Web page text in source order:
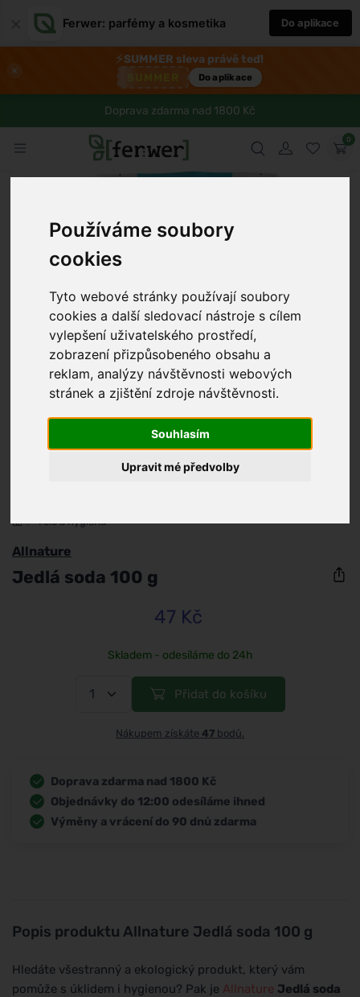
Používáme soubory
cookies
Tyto webové stránky používají soubory
cookies a další sledovací nástroje s cílem
vylepšení uživatelského prostředí,
zobrazení přizpůsobeného obsahu a
reklam, analýzy návštěvnosti webových
stránek a zjištění zdroje návštěvnosti.
Souhlasím
Upravit mé předvolby
Ferwer: parfémy a kosmetika Do aplikace
×
⚡SUMMER sleva právě teď!
Do aplikace
Doprava zdarma nad 1800 Kč
0
Popis produktu Allnature Jedlá soda 100 g
Hledáte všestranný a ekologický produkt, který vám
pomůže s úklidem i hygienou? Pak je Allnature Jedlá soda
/ Tělo a hygiena
Allnature
Jedlá soda 100 g
47 Kč
Skladem - odesíláme do 24h
Přidat do košíku
Nákupem získáte 47 bodů.
Doprava zdarma nad 1800 Kč
Objednávky do 12:00 odesíláme ihned
Výměny a vrácení do 90 dnů zdarma